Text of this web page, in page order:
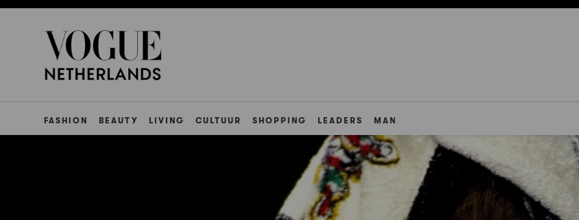
FASHION BEAUTY LIVING CULTUUR SHOPPING LEADERS MAN